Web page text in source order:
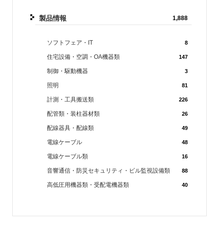
製品情報 1,888
ソフトフェア・IT 8
住宅設備・空調・OA機器類 147
制御・駆動機器 3
照明 81
計測・工具搬送類 226
配管類・装柱器材類 26
配線器具・配線類 49
電線ケーブル 48
電線ケーブル類 16
音響通信・防災セキュリティ・ビル監視設備類 88
高低圧用機器類・受配電機器類 40